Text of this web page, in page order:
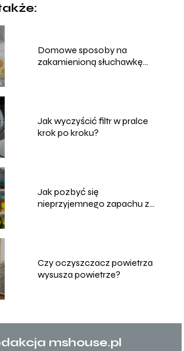
Domowe sposoby na
zakamienioną słuchawkę
Jak wyczyścić filtr w pralce
krok po kroku?
Jak pozbyć się
nieprzyjemnego zapachu z
Czy oczyszczacz powietrza
wysusza powietrze?
mshouse.pl